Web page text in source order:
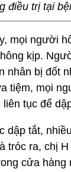
điều trị tại
mọi người
kịp.
nhân bị đốt
tiệm, mọi
tục để
dập tắt,
tróc ra, chị
cửa hàng